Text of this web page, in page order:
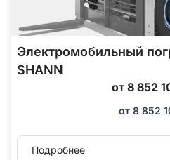
Электромобильный
SHANN
от 8 852
от 8 852
Подробнее